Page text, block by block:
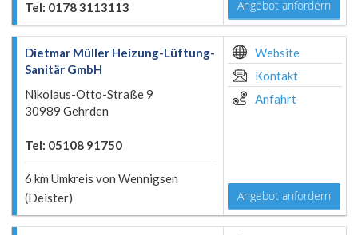
Tel: 0178 3113113 Angebot anfordern
Dietmar Müller Heizung-Lüftung-
Sanitär GmbH
Nikolaus-Otto-Straße 9
30989 Gehrden
Tel: 05108 91750
6 km Umkreis von Wennigsen
(Deister)
Website
Kontakt
Anfahrt
Angebot anfordern